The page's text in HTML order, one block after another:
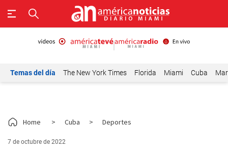
Temas del día The New York Times Florida Miami Cuba
Home > Cuba > Deportes
7 de octubre de 2022